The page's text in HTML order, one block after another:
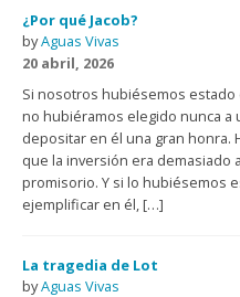
¿Por qué Jacob?
byAguas Vivas
20 abril, 2026
Si nosotros hubiésemos
no hubiéramos elegido nunca a
depositar en él una gran honra.
que la inversión era demasiado
promisorio. Y si lo hubiésemos
ejemplificar en él, […]
La tragedia de Lot
byAguas Vivas